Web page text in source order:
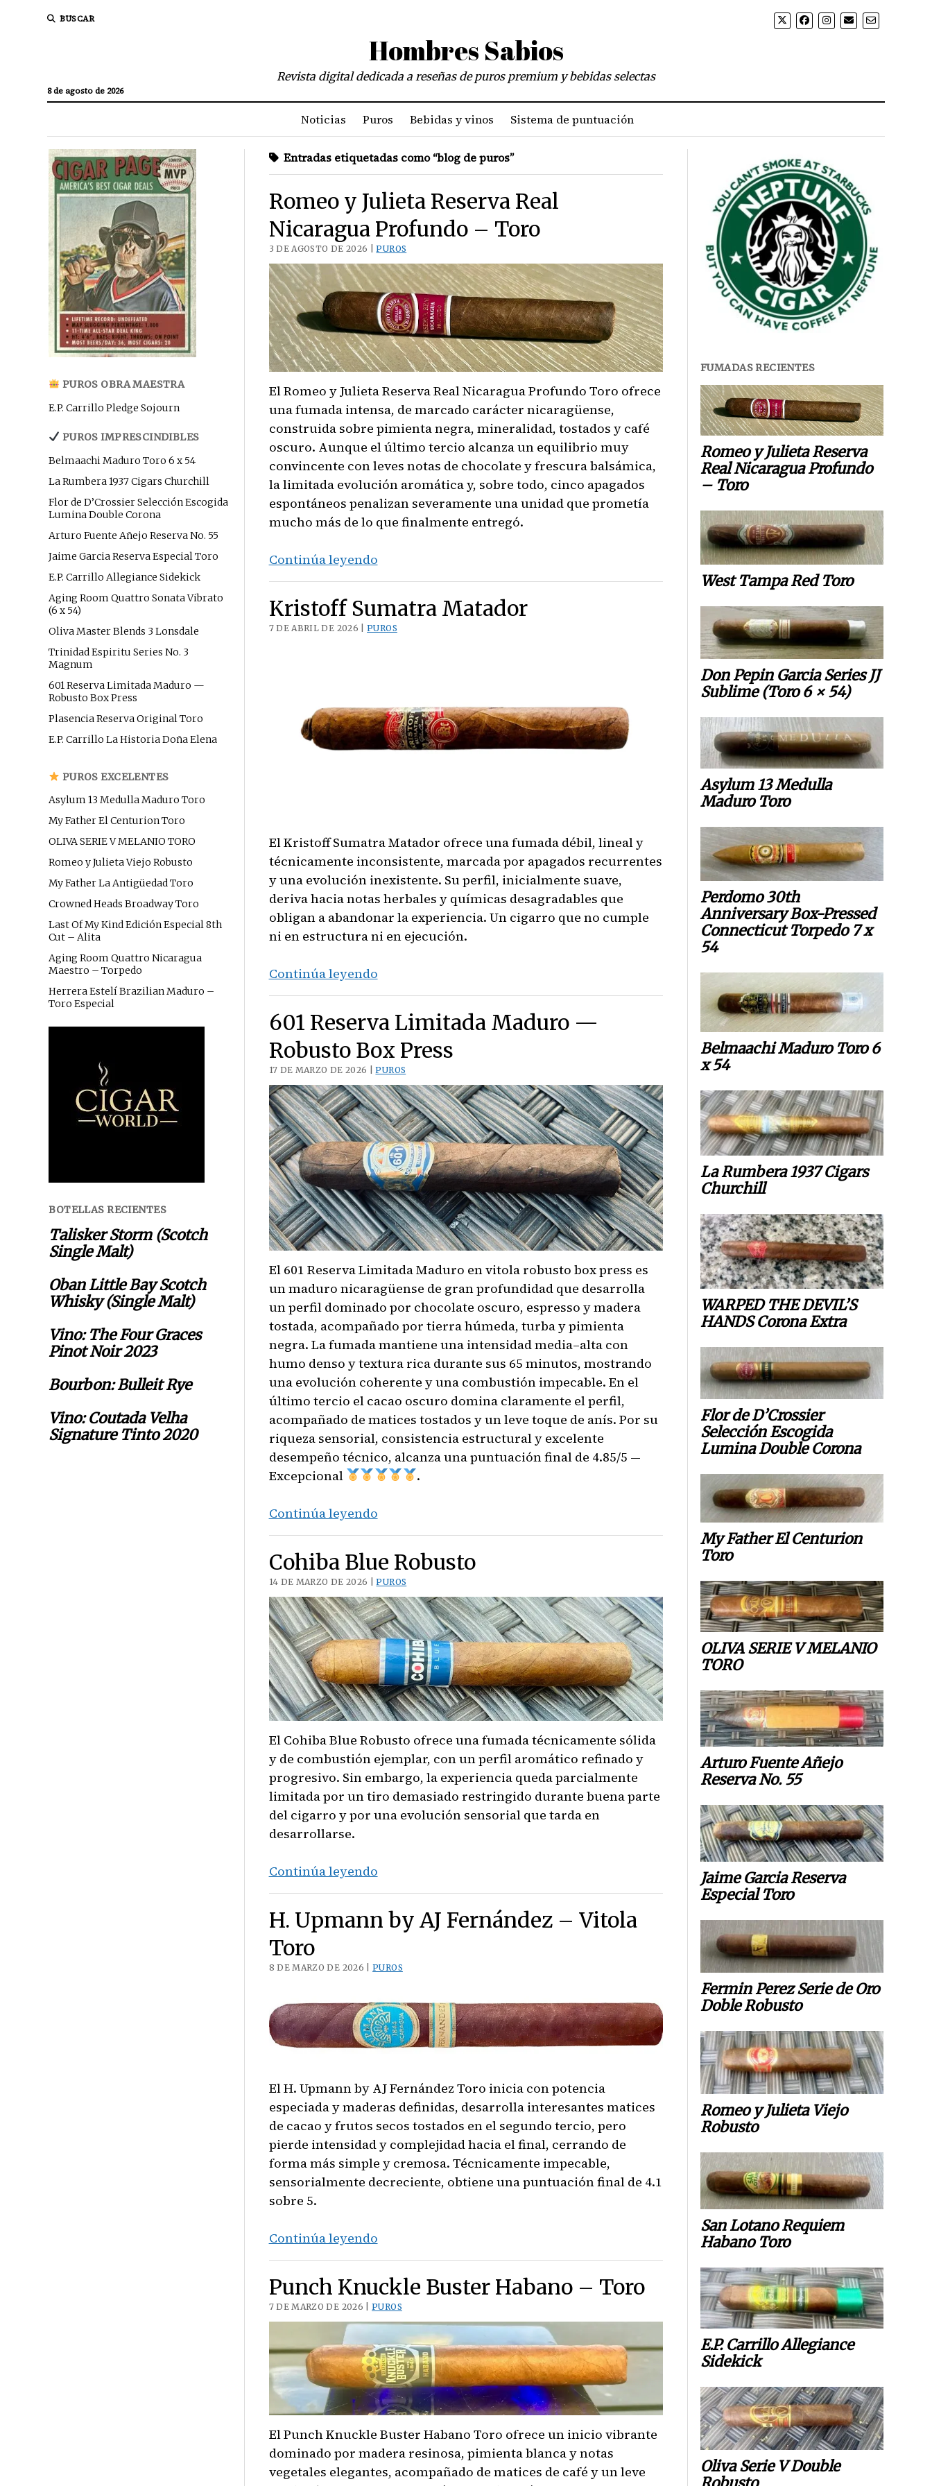
BUSCAR
Hombres Sabios
8 de agosto de 2026
Revista digital dedicada a reseñas de puros premium y bebidas selectas
Noticias Puros Bebidas y vinos Sistema de puntuación
PUROS OBRA MAESTRA
E.P. Carrillo Pledge Sojourn
PUROS IMPRESCINDIBLES
Belmaachi Maduro Toro 6 x 54
La Rumbera 1937 Cigars Churchill
Flor de D’Crossier Selección Escogida
Lumina Double Corona
Arturo Fuente Añejo Reserva No. 55
Jaime Garcia Reserva Especial Toro
E.P. Carrillo Allegiance Sidekick
Aging Room Quattro Sonata Vibrato
(6 x 54)
Oliva Master Blends 3 Lonsdale
Trinidad Espiritu Series No. 3
Magnum
601 Reserva Limitada Maduro —
Robusto Box Press
Plasencia Reserva Original Toro
E.P. Carrillo La Historia Doña Elena
PUROS EXCELENTES
Asylum 13 Medulla Maduro Toro
My Father El Centurion Toro
OLIVA SERIE V MELANIO TORO
Romeo y Julieta Viejo Robusto
My Father La Antigüedad Toro
Crowned Heads Broadway Toro
Last Of My Kind Edición Especial 8th
Cut – Alita
Aging Room Quattro Nicaragua
Maestro – Torpedo
Herrera Estelí Brazilian Maduro –
Toro Especial
BOTELLAS RECIENTES
Talisker Storm (Scotch
Single Malt)
Oban Little Bay Scotch
Whisky (Single Malt)
Vino: The Four Graces
Pinot Noir 2023
Bourbon: Bulleit Rye
Vino: Coutada Velha
Signature Tinto 2020
Entradas etiquetadas como “blog de puros”
Romeo y Julieta Reserva Real
Nicaragua Profundo – Toro
3 DE AGOSTO DE 2026 |PUROS
El Romeo y Julieta Reserva Real Nicaragua Profundo Toro ofrece
una fumada intensa, de marcado carácter nicaragüense,
construida sobre pimienta negra, mineralidad, tostados y café
oscuro. Aunque el último tercio alcanza un equilibrio muy
convincente con leves notas de chocolate y frescura balsámica,
la limitada evolución aromática y, sobre todo, cinco apagados
espontáneos penalizan severamente una unidad que prometía
mucho más de lo que finalmente entregó.
Continúa leyendoRomeo
y
Reserva
Real
Toro
Kristoff Sumatra Matador
7 DE ABRIL DE 2026 |PUROS
El Kristoff Sumatra Matador ofrece una fumada débil, lineal y
técnicamente inconsistente, marcada por apagados recurrentes
y una evolución inexistente. Su perfil, inicialmente suave,
deriva hacia notas herbales y químicas desagradables que
obligan a abandonar la experiencia. Un cigarro que no cumple
ni en estructura ni en ejecución.
Continúa leyendoKristoff
Sumatra
Matador
601 Reserva Limitada Maduro —
Robusto Box Press
17 DE MARZO DE 2026 |PUROS
El 601 Reserva Limitada Maduro en vitola robusto box press es
un maduro nicaragüense de gran profundidad que desarrolla
un perfil dominado por chocolate oscuro, espresso y madera
tostada, acompañado por tierra húmeda, turba y pimienta
negra. La fumada mantiene una intensidad media–alta con
humo denso y textura rica durante sus 65 minutos, mostrando
una evolución coherente y una combustión impecable. En el
último tercio el cacao oscuro domina claramente el perfil,
acompañado de matices tostados y un leve toque de anís. Por su
riqueza sensorial, consistencia estructural y excelente
desempeño técnico, alcanza una puntuación final de 4.85/5 —
Excepcional
.
Continúa leyendo601
Reserva
Limitada
Maduro
—
Robusto
Box
Press
Cohiba Blue Robusto
14 DE MARZO DE 2026 |PUROS
El Cohiba Blue Robusto ofrece una fumada técnicamente sólida
y de combustión ejemplar, con un perfil aromático refinado y
progresivo. Sin embargo, la experiencia queda parcialmente
limitada por un tiro demasiado restringido durante buena parte
del cigarro y por una evolución sensorial que tarda en
desarrollarse.
Continúa leyendoCohiba
Blue
Robusto
H. Upmann by AJ Fernández – Vitola
Toro
8 DE MARZO DE 2026 |PUROS
El H. Upmann by AJ Fernández Toro inicia con potencia
especiada y maderas definidas, desarrolla interesantes matices
de cacao y frutos secos tostados en el segundo tercio, pero
pierde intensidad y complejidad hacia el final, cerrando de
forma más simple y cremosa. Técnicamente impecable,
sensorialmente decreciente, obtiene una puntuación final de 4.1
sobre 5.
Continúa leyendoH.
Upmann
by
AJ
Fernández
Vitola
Toro
Punch Knuckle Buster Habano – Toro
7 DE MARZO DE 2026 |PUROS
El Punch Knuckle Buster Habano Toro ofrece un inicio vibrante
dominado por madera resinosa, pimienta blanca y notas
vegetales elegantes, acompañado de matices de café y un leve
FUMADAS RECIENTES
Romeo y Julieta Reserva
Real Nicaragua Profundo
– Toro
West Tampa Red Toro
Don Pepin Garcia Series JJ
Sublime (Toro 6 × 54)
Asylum 13 Medulla
Maduro Toro
Perdomo 30th
Anniversary Box-Pressed
Connecticut Torpedo 7 x
54
Belmaachi Maduro Toro 6
x 54
La Rumbera 1937 Cigars
Churchill
WARPED THE DEVIL’S
HANDS Corona Extra
Flor de D’Crossier
Selección Escogida
Lumina Double Corona
My Father El Centurion
Toro
OLIVA SERIE V MELANIO
TORO
Arturo Fuente Añejo
Reserva No. 55
Jaime Garcia Reserva
Especial Toro
Fermin Perez Serie de Oro
Doble Robusto
Romeo y Julieta Viejo
Robusto
San Lotano Requiem
Habano Toro
E.P. Carrillo Allegiance
Sidekick
Oliva Serie V Double